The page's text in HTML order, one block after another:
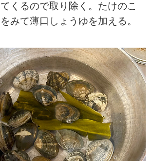
くるので取り除く。たけのこ
みて薄口しょうゆを加える。